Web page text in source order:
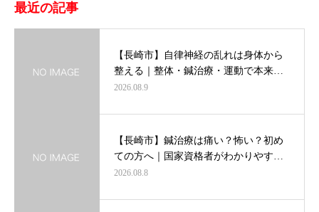
最近の記事
【長崎市】自律神経の乱れは身体から
整える｜整体・鍼治療・運動で本来…
2026.08.9
【長崎市】鍼治療は痛い？怖い？初め
ての方へ｜国家資格者がわかりやす…
2026.08.8